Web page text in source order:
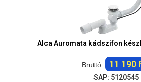
Alca Auromata kádszifon
Bruttó: 11 190
SAP: 5120545